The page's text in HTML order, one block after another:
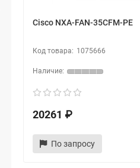
Cisco NXA-FAN-35CFM-PE
1075666
20261 ₽
По запросу